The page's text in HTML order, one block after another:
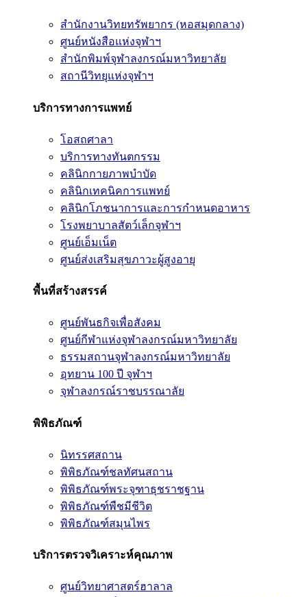
สำนักงานวิทยทรัพยากร (หอสมุดกลาง)
ศูนย์หนังสือแห่งจุฬาฯ
สำนักพิมพ์จุฬาลงกรณ์มหาวิทยาลัย
สถานีวิทยุแห่งจุฬาฯ
บริการทางการแพทย์
โอสถศาลา
บริการทางทันตกรรม
คลินิกกายภาพบำบัด
คลินิกเทคนิคการแพทย์
คลินิกโภชนาการและการกำหนดอาหาร
โรงพยาบาลสัตว์เล็กจุฬาฯ
ศูนย์เอ็มเน็ต
ศูนย์ส่งเสริมสุขภาวะผู้สูงอายุ
พื้นที่สร้างสรรค์
ศูนย์พันธกิจเพื่อสังคม
ศูนย์กีฬาแห่งจุฬาลงกรณ์มหาวิทยาลัย
ธรรมสถานจุฬาลงกรณ์มหาวิทยาลัย
อุทยาน 100 ปี จุฬาฯ
จุฬาลงกรณ์ราชบรรณาลัย
พิพิธภัณฑ์
นิทรรศสถาน
พิพิธภัณฑ์ชลทัศนสถาน
พิพิธภัณฑ์พระจุฑาธุชราชฐาน
พิพิธภัณฑ์พืชมีชีวิต
พิพิธภัณฑ์สมุนไพร
บริการตรวจวิเคราะห์คุณภาพ
ศูนย์วิทยาศาสตร์ฮาลาล